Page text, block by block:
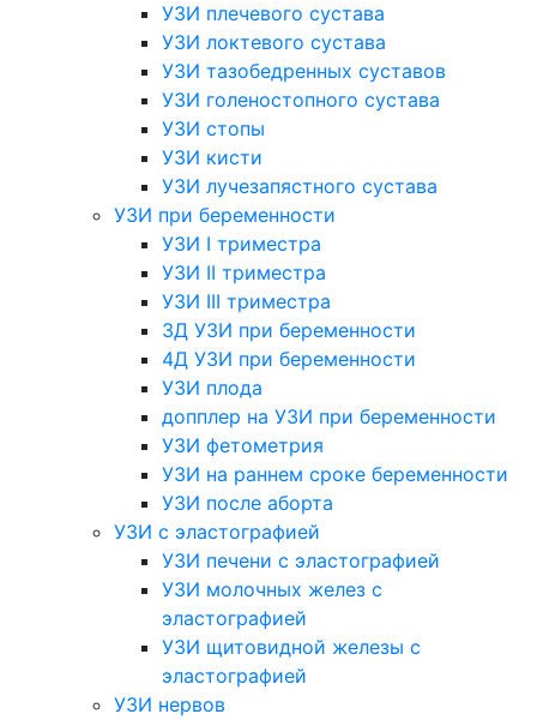
УЗИ плечевого сустава
УЗИ локтевого сустава
УЗИ тазобедренных суставов
УЗИ голеностопного сустава
УЗИ стопы
УЗИ кисти
УЗИ лучезапястного сустава
УЗИ при беременности
УЗИ I триместра
УЗИ II триместра
УЗИ III триместра
3Д УЗИ при беременности
4Д УЗИ при беременности
УЗИ плода
допплер на УЗИ при беременности
УЗИ фетометрия
УЗИ на раннем сроке беременности
УЗИ после аборта
УЗИ с эластографией
УЗИ печени с эластографией
УЗИ молочных желез с
эластографией
УЗИ щитовидной железы с
эластографией
УЗИ нервов